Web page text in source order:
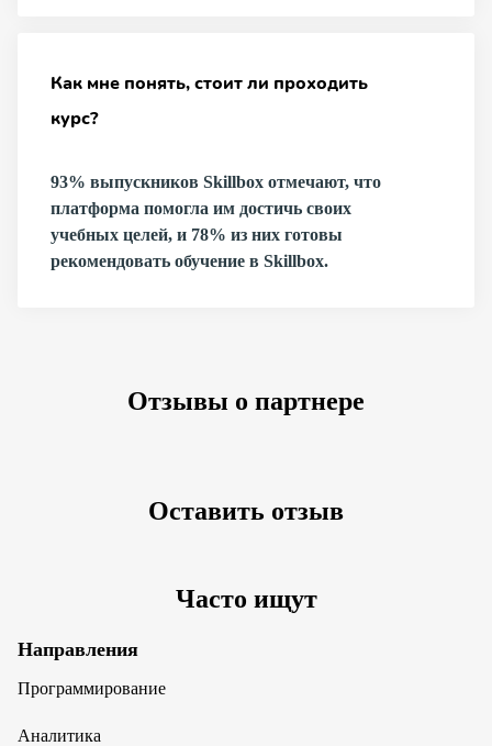
Как мне понять, стоит ли проходить
курс?
93% выпускников Skillbox отмечают, что
платформа помогла им достичь своих
учебных целей, и 78% из них готовы
рекомендовать обучение в Skillbox.
Отзывы о партнере
Оставить отзыв
Часто ищут
Направления
Программирование
Аналитика